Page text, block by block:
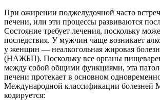
При ожирении поджелудочной часто
печени, или эти процессы развиваются
Состояние требует лечения, поскольку
последствия. У мужчин чаще возникает
у женщин — неалкогольная жировая
(НАЖБП). Поскольку все органы
между собой общими функциями, эта
печени протекает в основном
Международной классификации
кодируется: